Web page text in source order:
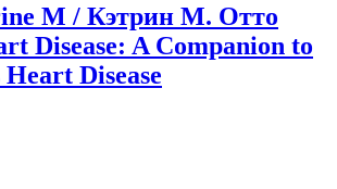
M / Кэтрин М. Отто
Disease: A Companion to
Disease